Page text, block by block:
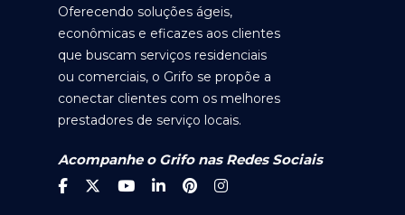
Oferecendo soluções ágeis,
econômicas e eficazes aos clientes
que buscam serviços residenciais
ou comerciais, o Grifo se propõe a
conectar clientes com os melhores
prestadores de serviço locais.
Acompanhe o Grifo nas Redes Sociais